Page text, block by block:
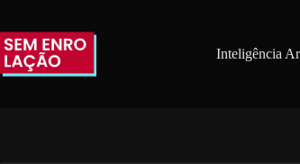
o
conteúdo
Inteligência